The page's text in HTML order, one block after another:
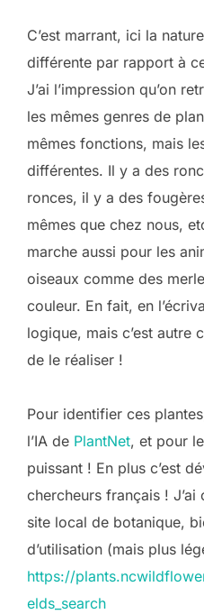
C’est marrant, ici la
différente par rapport à
J’ai l’impression qu’on
les mêmes genres de
mêmes fonctions, mais
différentes. Il y a des
ronces, il y a des
mêmes que chez nous,
marche aussi pour les
oiseaux comme des
couleur. En fait, en
logique, mais c’est autre
de le réaliser !
Pour identifier ces
l’IA de PlantNet, et pour
puissant ! En plus c’est
chercheurs français !
site local de botanique,
d’utilisation (mais plus
https://
elds_search